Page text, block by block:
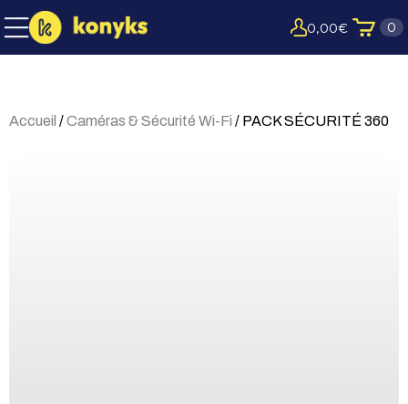
0,00€ 0
Accueil /Caméras & Sécurité Wi-Fi / PACK SÉCURITÉ 360